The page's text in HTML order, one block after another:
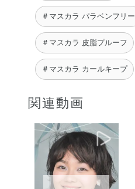
＃マスカラ パラベンフリー
＃マスカラ 皮脂プルーフ
＃マスカラ カールキープ
関連動画